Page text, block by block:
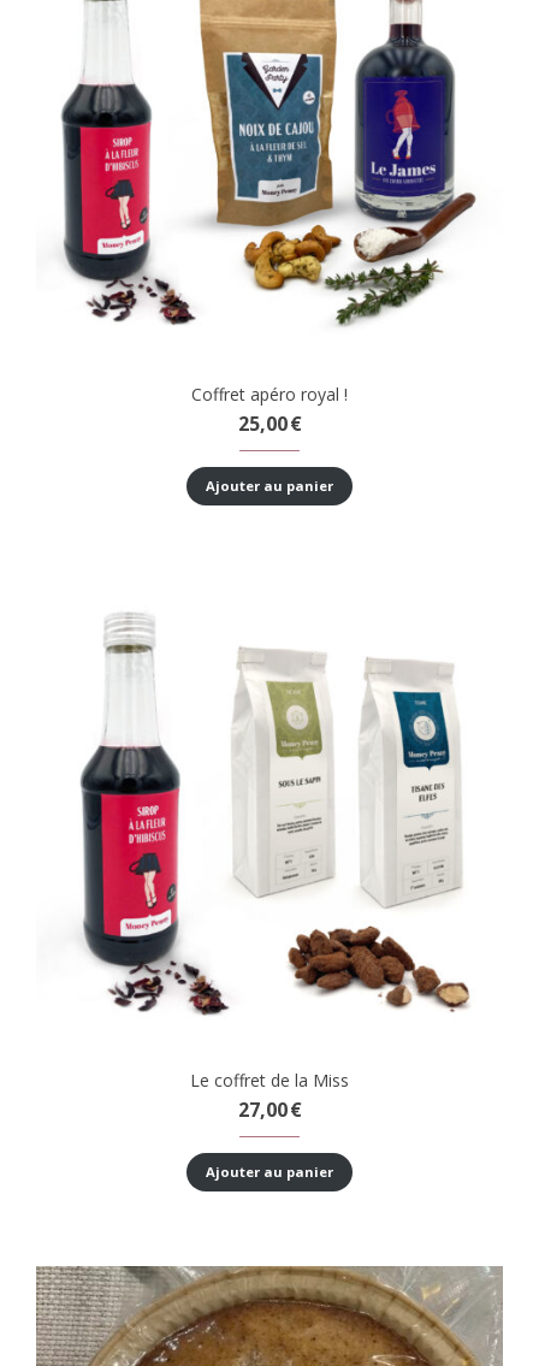
Coffret apéro royal !
25,00€
Ajouter au panier
Le coffret de la Miss
27,00€
Ajouter au panier